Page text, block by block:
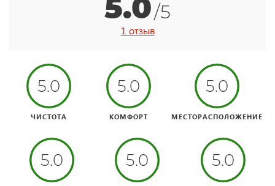
5.0/5
1 отзыв
5.0
ЧИСТОТА
5.0
КОМФОРТ
5.0
МЕСТОРАСПОЛОЖЕНИЕ
5.0 5.0 5.0